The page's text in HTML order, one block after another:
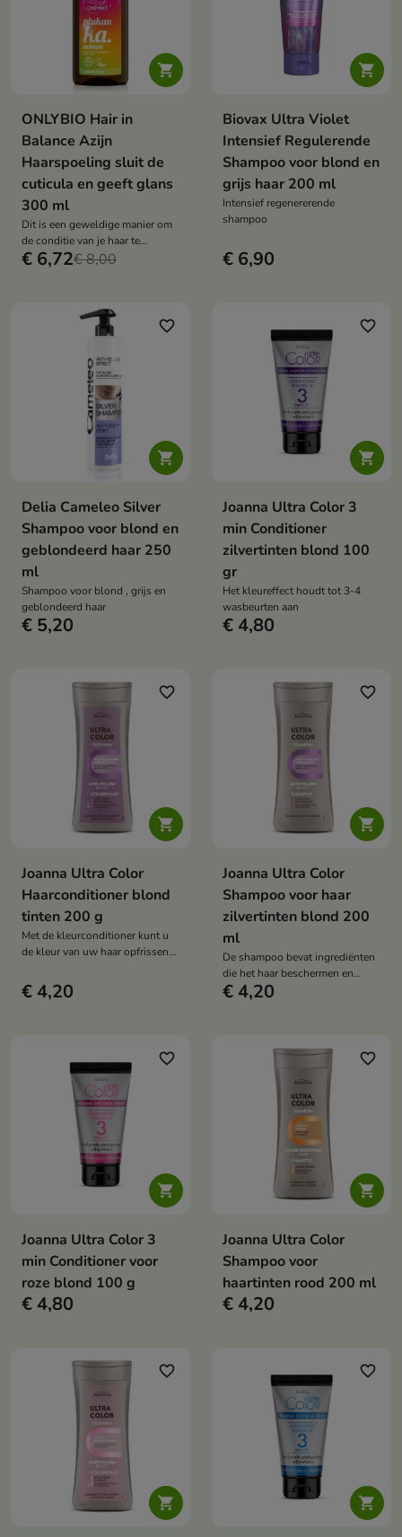

ONLYBIO Hair in
Balance Azijn
Haarspoeling sluit de
cuticula en geeft glans
300 ml
Dit is een geweldige manier om
de conditie van je haar te
verzorgen en te verbeteren
€ 6,72€ 8,00

Biovax Ultra Violet
Intensief Regulerende
Shampoo voor blond en
grijs haar 200 ml
Intensief regenererende
shampoo
€ 6,90

favorite_border
Delia Cameleo Silver
Shampoo voor blond en
geblondeerd haar 250
ml
Shampoo voor blond , grijs en
geblondeerd haar
€ 5,20

favorite_border
Joanna Ultra Color 3
min Conditioner
zilvertinten blond 100
gr
Het kleureffect houdt tot 3-4
wasbeurten aan
€ 4,80

favorite_border
Joanna Ultra Color
Haarconditioner blond
tinten 200 g
Met de kleurconditioner kunt u
de kleur van uw haar opfrissen
€ 4,20

favorite_border
Joanna Ultra Color
Shampoo voor haar
zilvertinten blond 200
ml
De shampoo bevat ingrediënten
die het haar beschermen en
versterken
€ 4,20

favorite_border
Joanna Ultra Color 3
min Conditioner voor
roze blond 100 g
€ 4,80

favorite_border
Joanna Ultra Color
Shampoo voor
haartinten rood 200 ml
€ 4,20

favorite_border

favorite_border